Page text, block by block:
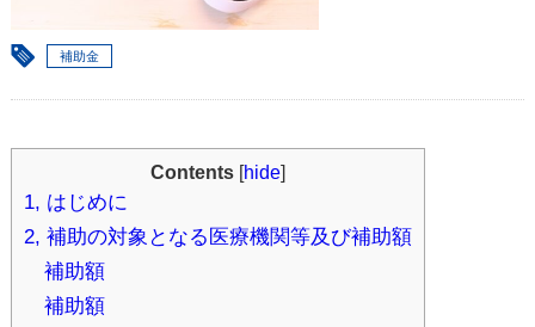
補助金
Contents [hide]
1, はじめに
2, 補助の対象となる医療機関等及び補助額
補助額
補助額